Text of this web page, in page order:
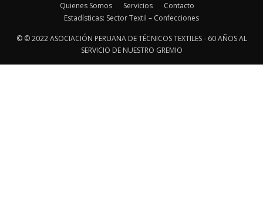
Quienes Somos Servicios
Contacto
Estadísticas: Sector Textil – Confecciones
© © 2022 ASOCIACIÓN PERUANA DE TÉCNICOS TEXTILES - 60 AÑOS AL
SERVICIO DE NUESTRO GREMIO